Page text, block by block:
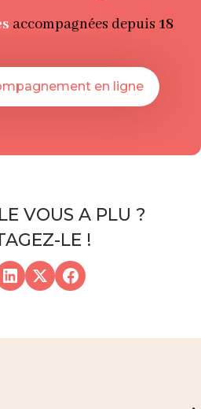
accompagnées depuis 18
en ligne
VOUS A PLU ?
LE !